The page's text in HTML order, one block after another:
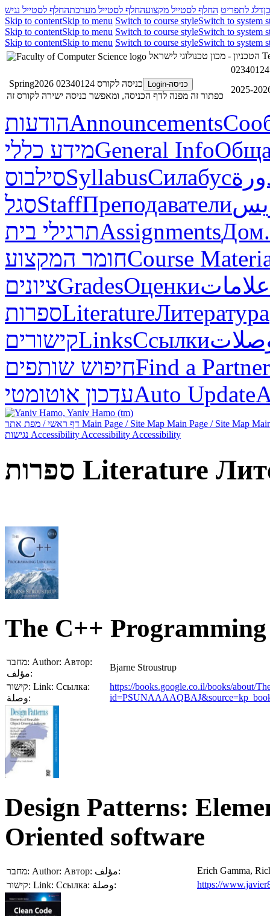
דלג לתפריט החלף לסטייל מקצועהחלף לסטייל מערכתהחלף לסטייל נגיש
Skip to contentSkip to menu Switch to course styleSwitch to system
Skip to contentSkip to menu Switch to course styleSwitch to system
Skip to contentSkip to menu Switch to course styleSwitch to system
כניסה-Login
כניסה לקורס 02340124 Spring2026
כפתור זה מפנה לדף הכניסה, ומאפשר כניסה ישירה לקורס זה
הודעותAnnouncements
מידע כלליGeneral Info
סילבוסSyllabusСилабус
סגלStaffПреподаватели
תרגילי ביתAssignmentsДом.
חומר המקצועCourse
ציוניםGradesОценкиعلامات
ספרותLiteratureЛитература
קישוריםLinksСсылки
חיפוש שותפיםFind a Partner
עדכון אוטומטיAuto Update
Main Page / Site Map Main Page / Site Map
Accessibility Accessibility Accessibility
ספרות Literature
The C++
מחבר: Author: Автор:
مؤلف:
Bjarne Stroustrup
קישור: Link: Ссылка:
وصلة:
https://books.google.co.il/books/about/
Design Patterns:
Oriented software
מחבר: Author: Автор: مؤلف:
Erich Gamma,
קישור: Link: Ссылка: وصلة: https://